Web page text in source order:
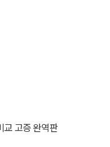
고증 완역판